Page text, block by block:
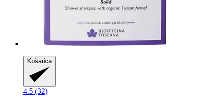
Košarica
4.5 (32)